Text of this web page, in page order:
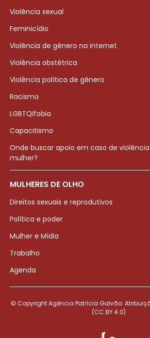
Violência sexual
Feminicídio
Violência de gênero na internet
Violência obstétrica
Violência política de gênero
Racismo
LGBTQIfobia
Capacitismo
Onde buscar apoio em caso de
mulher?
MULHERES DE OLHO
Direitos sexuais e reprodutivos
Política e poder
Mulher e Mídia
Trabalho
Agenda
© Copyright Agência Patrícia Galvão.
(CC BY 4.0)